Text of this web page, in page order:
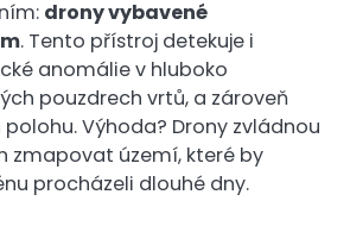
drony vybavené
. Tento přístroj detekuje i
anomálie v hluboko
pouzdrech vrtů, a zároveň
Výhoda? Drony zvládnou
zmapovat území, které by
procházeli dlouhé dny.